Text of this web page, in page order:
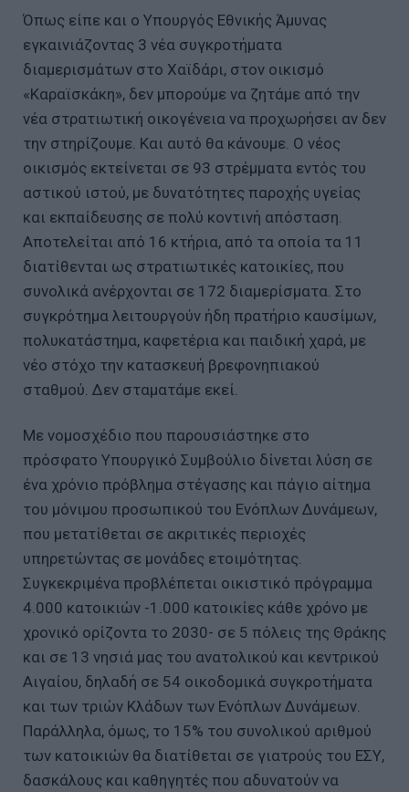
Όπως είπε και ο Υπουργός Εθνικής Άμυνας
εγκαινιάζοντας 3 νέα συγκροτήματα
διαμερισμάτων στο Χαϊδάρι, στον οικισμό
«Καραϊσκάκη», δεν μπορούμε να ζητάμε από την
νέα στρατιωτική οικογένεια να προχωρήσει αν δεν
την στηρίζουμε. Και αυτό θα κάνουμε. Ο νέος
οικισμός εκτείνεται σε 93 στρέμματα εντός του
αστικού ιστού, με δυνατότητες παροχής υγείας
και εκπαίδευσης σε πολύ κοντινή απόσταση.
Αποτελείται από 16 κτήρια, από τα οποία τα 11
διατίθενται ως στρατιωτικές κατοικίες, που
συνολικά ανέρχονται σε 172 διαμερίσματα. Στο
συγκρότημα λειτουργούν ήδη πρατήριο καυσίμων,
πολυκατάστημα, καφετέρια και παιδική χαρά, με
νέο στόχο την κατασκευή βρεφονηπιακού
σταθμού. Δεν σταματάμε εκεί.
Με νομοσχέδιο που παρουσιάστηκε στο
πρόσφατο Υπουργικό Συμβούλιο δίνεται λύση σε
ένα χρόνιο πρόβλημα στέγασης και πάγιο αίτημα
του μόνιμου προσωπικού του Ενόπλων Δυνάμεων,
που μετατίθεται σε ακριτικές περιοχές
υπηρετώντας σε μονάδες ετοιμότητας.
Συγκεκριμένα προβλέπεται οικιστικό πρόγραμμα
4.000 κατοικιών -1.000 κατοικίες κάθε χρόνο με
χρονικό ορίζοντα το 2030- σε 5 πόλεις της Θράκης
και σε 13 νησιά μας του ανατολικού και κεντρικού
Αιγαίου, δηλαδή σε 54 οικοδομικά συγκροτήματα
και των τριών Κλάδων των Ενόπλων Δυνάμεων.
Παράλληλα, όμως, το 15% του συνολικού αριθμού
των κατοικιών θα διατίθεται σε γιατρούς του ΕΣΥ,
δασκάλους και καθηγητές που αδυνατούν να